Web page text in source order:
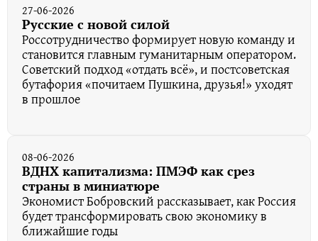
27-06-2026
Русские с новой силой
Россотрудничество формирует новую команду и
становится главным гуманитарным оператором.
Советский подход «отдать всё», и постсоветская
бутафория «почитаем Пушкина, друзья!» уходят
в прошлое
08-06-2026
ВДНХ капитализма: ПМЭФ как срез
страны в миниатюре
Экономист Бобровский рассказывает, как Россия
будет трансформировать свою экономику в
ближайшие годы